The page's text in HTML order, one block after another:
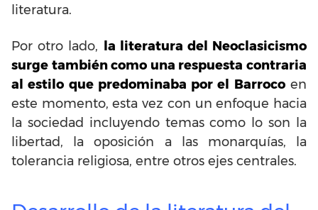
literatura.
Por otro lado,
la literatura del Neoclasicismo
surge también como una respuesta contraria
al estilo que predominaba por el Barrocoen
este momento, esta vez con un enfoque hacia
la sociedad incluyendo temas como lo son la
libertad, la oposición a las monarquías, la
tolerancia religiosa, entre otros ejes centrales.